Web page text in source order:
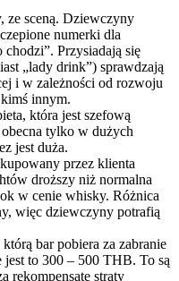
ze sceną. Dziewczyny
numerki dla
Przysiadają się
„lady drink”) sprawdzają
i w zależności od rozwoju
innym.
która jest szefową
obecna tylko w dużych
jest duża.
przez klienta
droższy niż normalna
w cenie whisky. Różnica
więc dziewczyny potrafią
którą bar pobiera za zabranie
to 300 – 500 THB. To są
rekompensatę straty